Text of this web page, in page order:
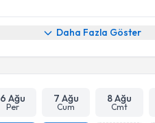
Daha Fazla Göster
6 Ağu
Per
7 Ağu
Cum
8 Ağu
Cmt